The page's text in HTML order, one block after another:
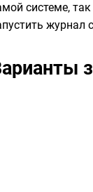
системе,
журнал